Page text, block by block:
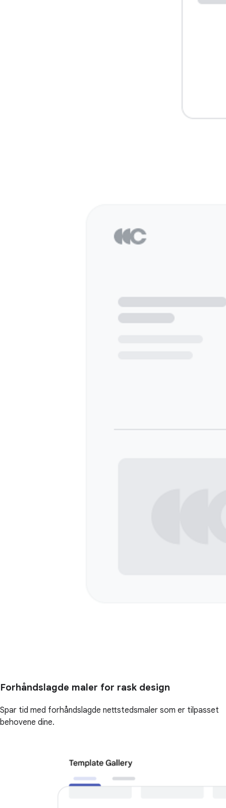
Forhåndslagde maler for rask design
Spar tid med forhåndslagde nettstedsmaler som er tilpasset
behovene dine.